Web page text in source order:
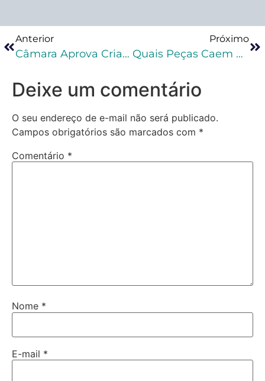
Anterior
Câmara Aprova Criação Do Crime De “estelionato Sentimental”
Próximo
Quais Peças Caem Na Segunda Fase Da OAB Em Direito Penal?
Deixe um comentário
O seu endereço de e-mail não será publicado.
Campos obrigatórios são marcados com *
Comentário *
Nome *
E-mail *